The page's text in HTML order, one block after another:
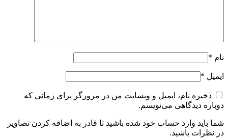
نام *
ایمیل *
ذخیره نام، ایمیل و وبسایت من در مرورگر برای زمانی که
دوباره دیدگاهی می‌نویسم.
شما باید وارد حساب خود شده باشید تا قادر به اضافه کردن تصاویر
در نظرات باشید.